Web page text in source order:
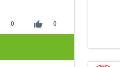
0 thumb_up 0